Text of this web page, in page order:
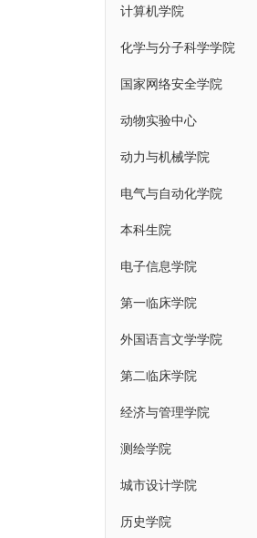
计算机学院
化学与分子科学学院
国家网络安全学院
动物实验中心
动力与机械学院
电气与自动化学院
本科生院
电子信息学院
第一临床学院
外国语言文学学院
第二临床学院
经济与管理学院
测绘学院
城市设计学院
历史学院